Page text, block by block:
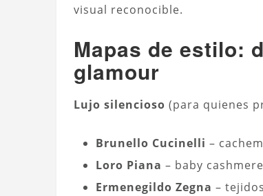
visual reconocible.
Mapas de estilo:
glamour
Lujo silencioso (para quienes
Brunello Cucinelli –
Loro Piana – baby
Ermenegildo Zegna –